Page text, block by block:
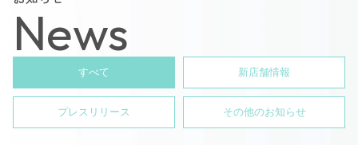
News
すべて 新店舗情報
プレスリリース その他のお知らせ